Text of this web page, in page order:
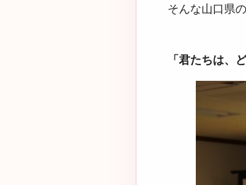
そんな山口県
「君たちは、